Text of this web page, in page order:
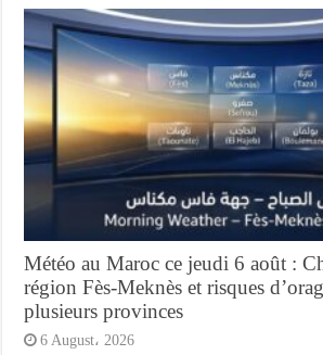
Météo au Maroc ce jeudi 6 août :
région Fès-Meknès et risques
plusieurs provinces
6 August، 2026